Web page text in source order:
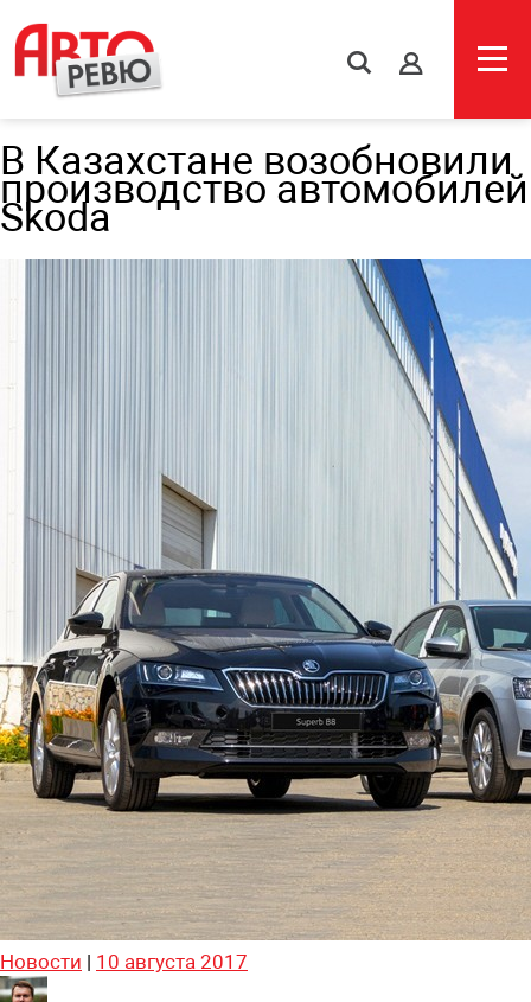
s
В Казахстане возобновили
производство автомобилей
Skoda
Новости | 10 августа 2017